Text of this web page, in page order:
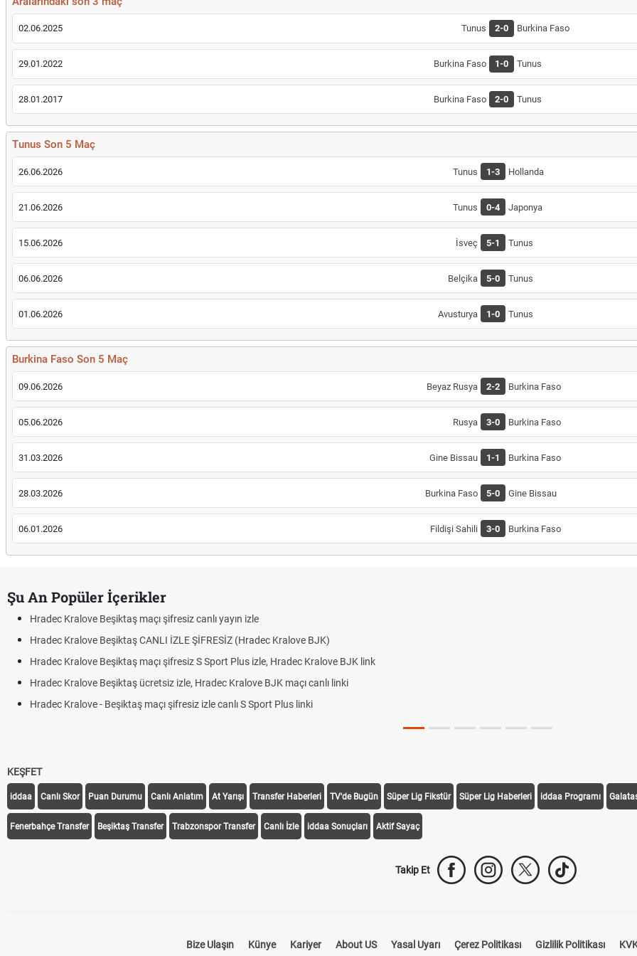
02.06.2025 Tunus 2-0 Burkina Faso
29.01.2022 Burkina Faso 1-0 Tunus
28.01.2017 Burkina Faso 2-0 Tunus
Tunus Son 5 Maç
26.06.2026 Tunus 1-3 Hollanda
21.06.2026 Tunus 0-4 Japonya
15.06.2026 İsveç 5-1 Tunus
06.06.2026 Belçika 5-0 Tunus
01.06.2026 Avusturya 1-0 Tunus
Burkina Faso Son 5 Maç
09.06.2026 Beyaz Rusya 2-2 Burkina Faso
05.06.2026 Rusya 3-0 Burkina Faso
31.03.2026 Gine Bissau 1-1 Burkina Faso
28.03.2026 Burkina Faso 5-0 Gine Bissau
06.01.2026 Fildişi Sahili 3-0 Burkina Faso
Şu An Popüler İçerikler
Hradec Kralove Beşiktaş maçı şifresiz canlı yayın izle
Hradec Kralove Beşiktaş CANLI İZLE ŞİFRESİZ (Hradec Kralove BJK)
Hradec Kralove Beşiktaş maçı şifresiz S Sport Plus izle, Hradec Kralove BJK link
Hradec Kralove Beşiktaş ücretsiz izle, Hradec Kralove BJK maçı canlı linki
Hradec Kralove - Beşiktaş maçı şifresiz izle canlı S Sport Plus linki
KEŞFET
iddaa Canlı Skor Puan Durumu Canlı Anlatım At Yarışı Transfer Haberleri TV'de Bugün Süper Lig Fikstür Süper Lig Haberleri iddaa Programı
Fenerbahçe Transfer Beşiktaş Transfer Trabzonspor Transfer Canlı İzle iddaa Sonuçları Aktif Sayaç
Takip Et
Bize Ulaşın Künye Kariyer About US Yasal Uyarı Çerez Politikası Gizlilik Politikası